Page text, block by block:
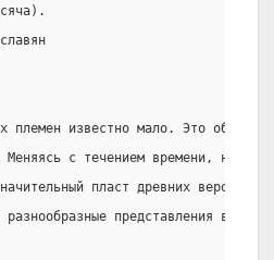
племен известно мало. Это
Меняясь с течением времени,
пласт древних
разнообразные представления